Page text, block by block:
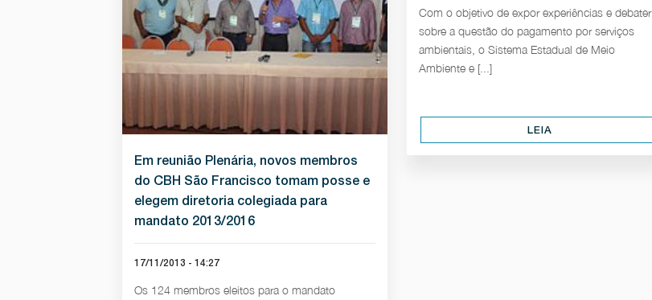
Em reunião Plenária, novos membros
do CBH São Francisco tomam posse e
elegem diretoria colegiada para
mandato 2013/2016
17/11/2013 - 14:27
Os 124 membros eleitos para o mandato
Com o objetivo de expor experiências e debater
sobre a questão do pagamento por serviços
ambientais, o Sistema Estadual de Meio
Ambiente e [...]
LEIA